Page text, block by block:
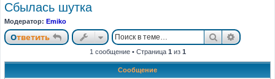
Сбылась шутка
Модератор: Emiko
Ответить Поиск
1 сообщение • Страница 1 из 1
Сообщение